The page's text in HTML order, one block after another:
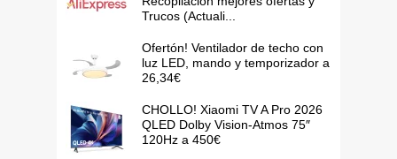
Trucos (Actuali...
Ofertón! Ventilador de techo con
luz LED, mando y temporizador a
26,34€
CHOLLO! Xiaomi TV A Pro 2026
QLED Dolby Vision-Atmos 75″
120Hz a 450€